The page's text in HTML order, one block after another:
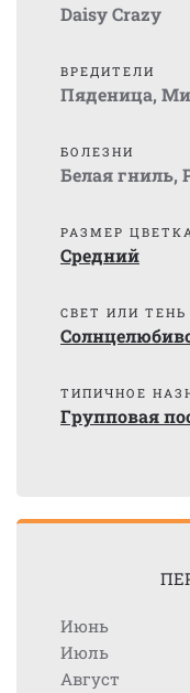
Daisy Crazy
ВРЕДИТЕЛИ
Пяденица,
БОЛЕЗНИ
Белая гниль,
РАЗМЕР
Средний
СВЕТ ИЛИ ТЕНЬ
ТИПИЧНОЕ
Групповая
Июнь
Июль
Август